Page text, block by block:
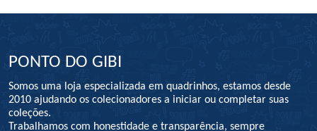
PONTO DO GIBI
Somos uma loja especializada em quadrinhos, estamos desde
2010 ajudando os colecionadores a iniciar ou completar suas
coleções.
Trabalhamos com honestidade e transparência, sempre